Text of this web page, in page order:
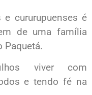
cururupuenses é
de uma família
Paquetá.
viver com
e tendo fé na